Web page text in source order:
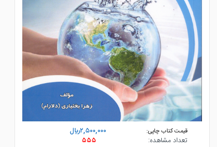
قیمت کتاب چاپی:
۲,۵۰۰,۰۰۰ريال
تعداد مشاهده:
۵۵۵